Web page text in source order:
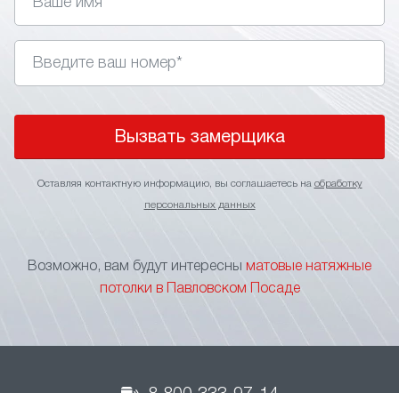
Вызвать замерщика
Оставляя контактную информацию, вы соглашаетесь на обработку
персональных данных
Возможно, вам будут интересны
матовые натяжные
потолки в Павловском Посаде